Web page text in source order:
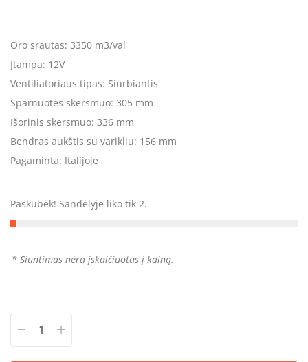
Oro srautas: 3350 m3/val
Įtampa: 12V
Ventiliatoriaus tipas: Siurbiantis
Sparnuotės skersmuo: 305 mm
Išorinis skersmuo: 336 mm
Bendras aukštis su varikliu: 156 mm
Pagaminta: Italijoje
Paskubėk! Sandėlyje liko tik 2.
* Siuntimas nėra įskaičiuotas į kainą.